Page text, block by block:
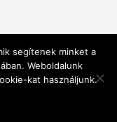
Termékek
kíván
mind a weboldali
1) és "bérlet"
segítenek minket a
Weboldalunk
kat használjunk.